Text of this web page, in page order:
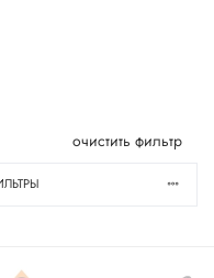
очистить фильтр